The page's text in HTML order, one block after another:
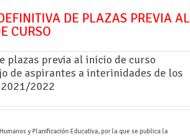
DE PLAZAS PREVIA AL
CURSO
plazas previa al inicio de curso
de aspirantes a interinidades de los
2021/2022
y Planificación Educativa, por la que se publica la